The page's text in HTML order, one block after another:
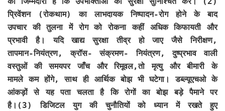
प्रिवेंशन (रोकथाम) का लाभदायक निष्पादन-रोग होने के बाद
उपचार की तुलना में रोग को रोकना कहीं अधिक किफायती और
प्रभावी है। यदि खाद्य सुरक्षा तीव्र हो जाए जैसे निरीक्षण,
तापमान-नियंत्रण, क्रॉस- संक्रमण- नियंत्रण, दुष्प्रभाव वाली
वस्तुओं की समयपर जाँच और रिमूवल,तो मृत्यु और बीमारी के
मामले कम होंगे, साथ ही आर्थिक बोझ भी घटेगा। डब्ल्यूएचओ के
आंकड़ों से यह पता चलता है कि रोगों का बोझ बड़े पैमाने पर
है।(3) डिजिटल युग की चुनौतियों को ध्यान में रखते हुए